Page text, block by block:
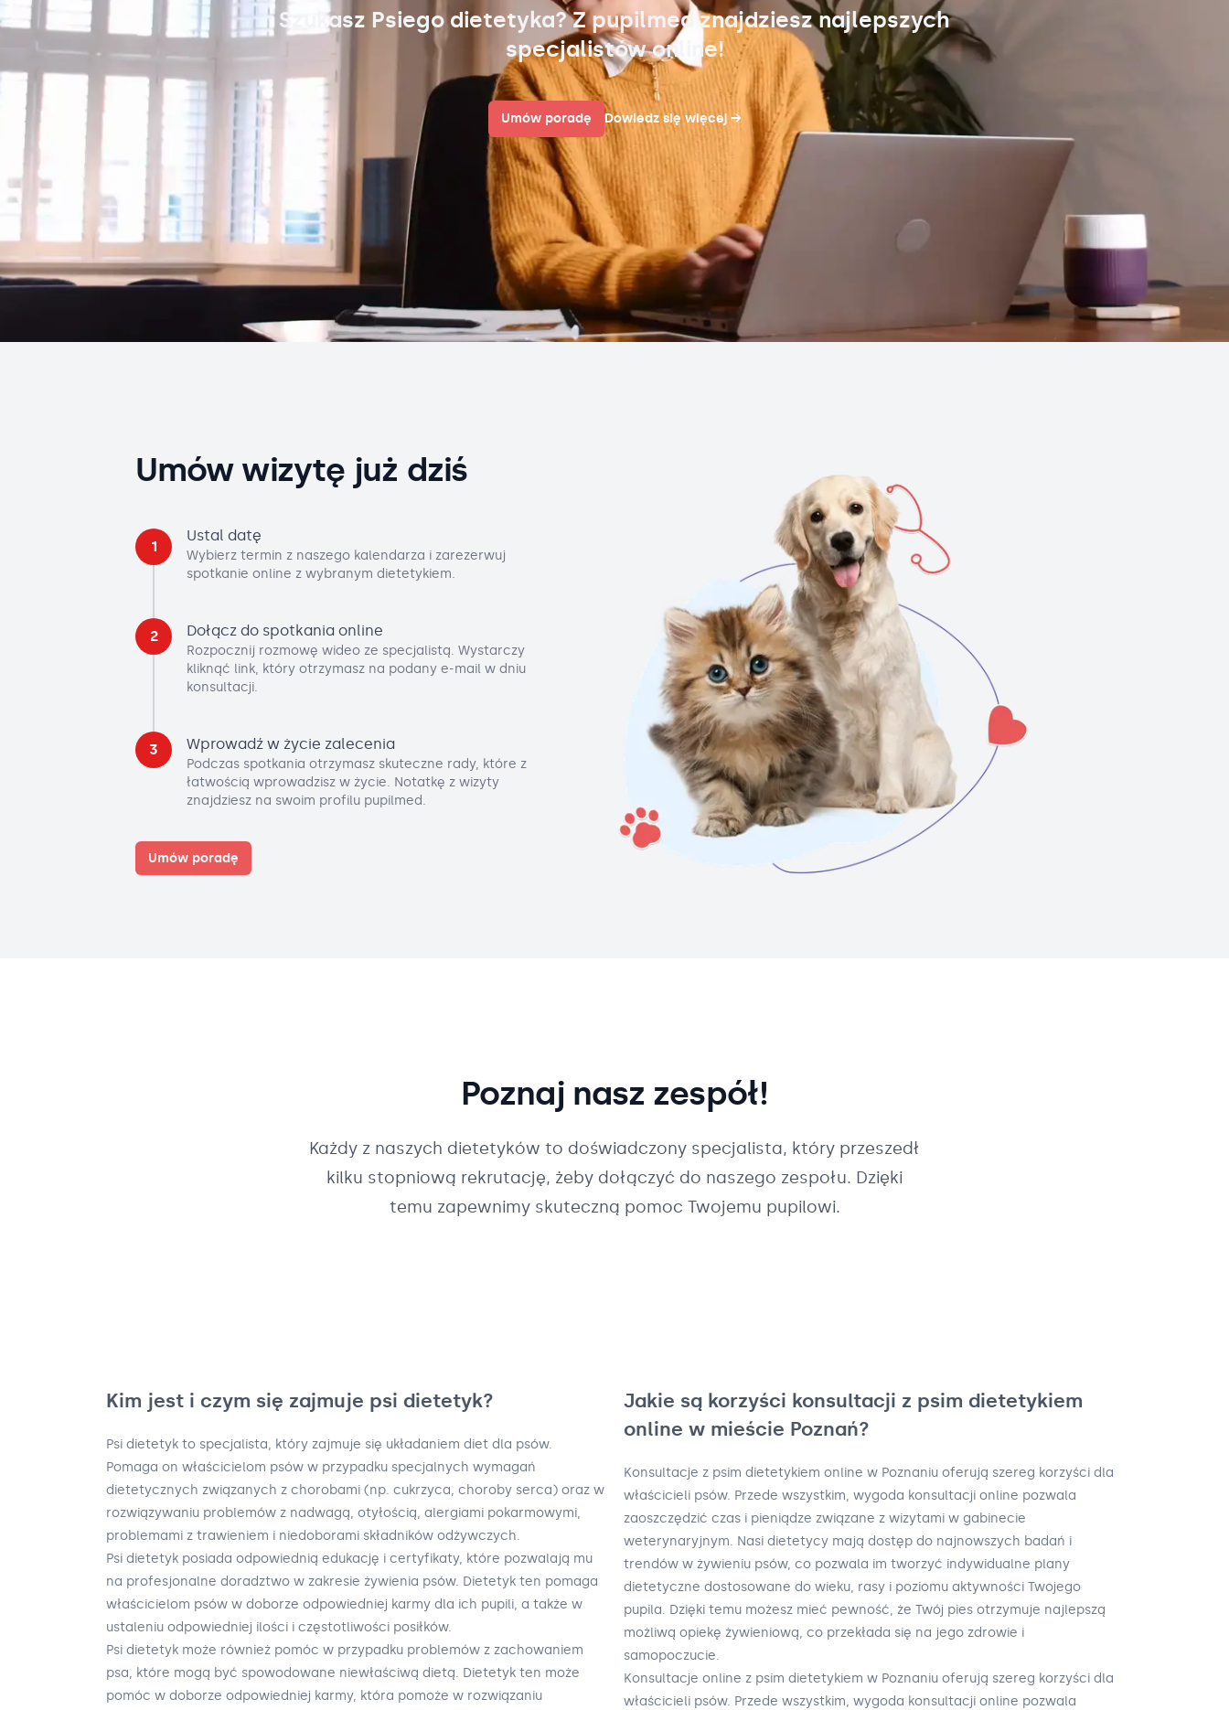
Szukasz Psiego dietetyka? Z pupilmed znajdziesz najlepszych
specjalistów online!
Umów poradę Dowiedz się więcej →
Umów wizytę już dziś
1
Ustal datę
Wybierz termin z naszego kalendarza i zarezerwuj
spotkanie online z wybranym dietetykiem.
2 Dołącz do spotkania online
Rozpocznij rozmowę wideo ze specjalistą. Wystarczy
kliknąć link, który otrzymasz na podany e-mail w dniu
konsultacji.
3 Wprowadź w życie zalecenia
Podczas spotkania otrzymasz skuteczne rady, które z
łatwością wprowadzisz w życie. Notatkę z wizyty
znajdziesz na swoim profilu pupilmed.
Umów poradę
Poznaj nasz zespół!
Każdy z naszych dietetyków to doświadczony specjalista, który przeszedł
kilku stopniową rekrutację, żeby dołączyć do naszego zespołu. Dzięki
temu zapewnimy skuteczną pomoc Twojemu pupilowi.
Kim jest i czym się zajmuje psi dietetyk?
Psi dietetyk to specjalista, który zajmuje się układaniem diet dla psów.
Pomaga on właścicielom psów w przypadku specjalnych wymagań
dietetycznych związanych z chorobami (np. cukrzyca, choroby serca) oraz w
rozwiązywaniu problemów z nadwagą, otyłością, alergiami pokarmowymi,
problemami z trawieniem i niedoborami składników odżywczych.
Psi dietetyk posiada odpowiednią edukację i certyfikaty, które pozwalają mu
na profesjonalne doradztwo w zakresie żywienia psów. Dietetyk ten pomaga
właścicielom psów w doborze odpowiedniej karmy dla ich pupili, a także w
ustaleniu odpowiedniej ilości i częstotliwości posiłków.
Psi dietetyk może również pomóc w przypadku problemów z zachowaniem
psa, które mogą być spowodowane niewłaściwą dietą. Dietetyk ten może
pomóc w doborze odpowiedniej karmy, która pomoże w rozwiązaniu
Jakie są korzyści konsultacji z psim dietetykiem
online w mieście Poznań?
Konsultacje z psim dietetykiem online w Poznaniu oferują szereg korzyści dla
właścicieli psów. Przede wszystkim, wygoda konsultacji online pozwala
zaoszczędzić czas i pieniądze związane z wizytami w gabinecie
weterynaryjnym. Nasi dietetycy mają dostęp do najnowszych badań i
trendów w żywieniu psów, co pozwala im tworzyć indywidualne plany
dietetyczne dostosowane do wieku, rasy i poziomu aktywności Twojego
pupila. Dzięki temu możesz mieć pewność, że Twój pies otrzymuje najlepszą
możliwą opiekę żywieniową, co przekłada się na jego zdrowie i
samopoczucie.
Konsultacje online z psim dietetykiem w Poznaniu oferują szereg korzyści dla
właścicieli psów. Przede wszystkim, wygoda konsultacji online pozwala